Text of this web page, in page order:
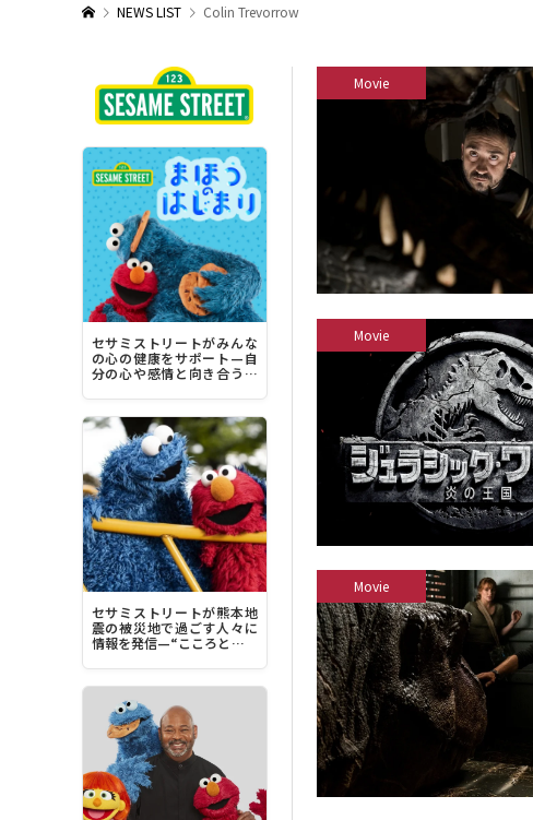
NEWS LIST Colin Trevorrow
Movie
Movie
Movie
セサミストリートがみんな
の心の健康をサポート—自
分の心や感情と向き合う方
タルコンテンツも公開
セサミストリートが熊本地
震の被災地で過ごす人々に
情報を発信—“こころとから
中してみてください”